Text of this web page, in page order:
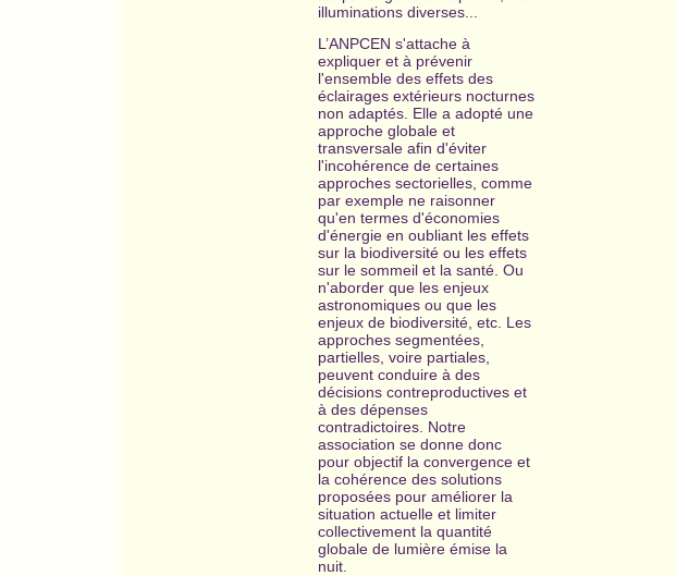
illuminations diverses...
L’ANPCEN s'attache à
expliquer et à prévenir
l'ensemble des effets des
éclairages extérieurs nocturnes
non adaptés. Elle a adopté une
approche globale et
transversale afin d'éviter
l'incohérence de certaines
approches sectorielles, comme
par exemple ne raisonner
qu'en termes d'économies
d'énergie en oubliant les effets
sur la biodiversité ou les effets
sur le sommeil et la santé. Ou
n'aborder que les enjeux
astronomiques ou que les
enjeux de biodiversité, etc. Les
approches segmentées,
partielles, voire partiales,
peuvent conduire à des
décisions contreproductives et
à des dépenses
contradictoires. Notre
association se donne donc
pour objectif la convergence et
la cohérence des solutions
proposées pour améliorer la
situation actuelle et limiter
collectivement la quantité
globale de lumière émise la
nuit.